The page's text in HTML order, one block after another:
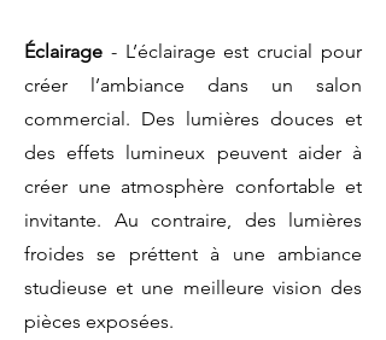
Éclairage - L’éclairage est crucial pour
créer l’ambiance dans un salon
commercial. Des lumières douces et
des effets lumineux peuvent aider à
créer une atmosphère confortable et
invitante. Au contraire, des lumières
froides se préttent à une ambiance
studieuse et une meilleure vision des
pièces exposées.